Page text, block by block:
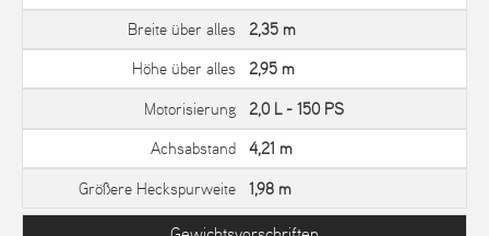
Breite über alles 2,35 m
Höhe über alles 2,95 m
Motorisierung 2,0 L - 150 PS
Achsabstand 4,21 m
Größere Heckspurweite 1,98 m